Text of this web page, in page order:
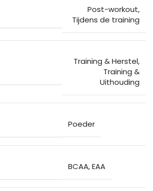
Post-workout,
Tijdens de training
Training & Herstel,
Training &
Uithouding
Poeder
BCAA,EAA